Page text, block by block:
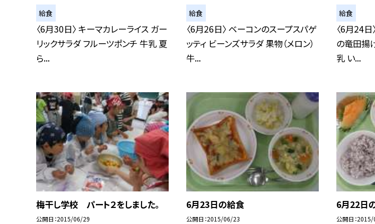
給食
〈6月30日〉 キーマカレーライス ガー
リックサラダ フルーツポンチ 牛乳 夏
ら...
給食
〈6月26日〉 ベーコンのスープスパゲ
ッティ ビーンズサラダ 果物（メロン）
牛...
給食
〈6月24
の竜田揚
乳 い...
梅干し学校 パート２をしました。
公開日 2015/06/29
6月23日の給食
公開日 2015/06/23
6月22日
公開日